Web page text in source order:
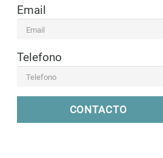
Email
Telefono
CONTACTO